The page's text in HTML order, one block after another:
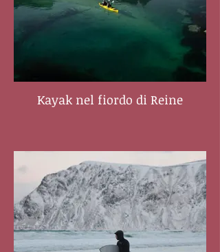
Kayak nel fiordo di Reine